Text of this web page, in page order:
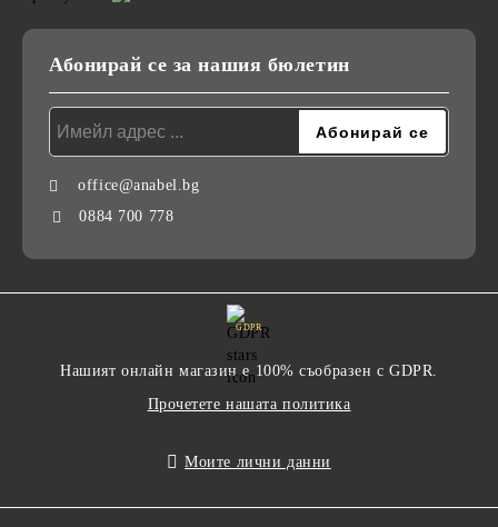
Абонирай се за нашия бюлетин
office@anabel.bg
0884 700 778
GDPR
Нашият онлайн магазин е 100% съобразен с GDPR.
Прочетете нашата политика
Моите лични данни